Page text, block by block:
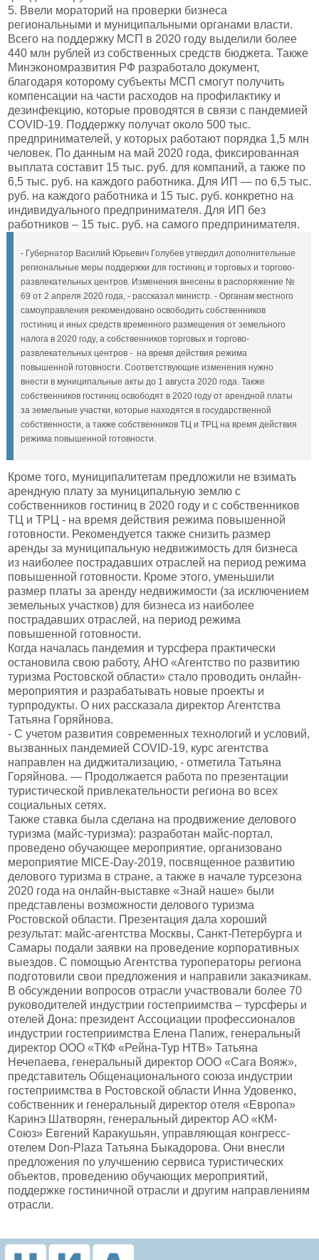
5. Ввели мораторий на проверки бизнеса
региональными и муниципальными органами власти.
Всего на поддержку МСП в 2020 году выделили более
440 млн рублей из собственных средств бюджета. Также
Минэкономразвития РФ разработало документ,
благодаря которому субъекты МСП смогут получить
компенсации на части расходов на профилактику и
дезинфекцию, которые проводятся в связи с пандемией
COVID-19. Поддержку получат около 500 тыс.
предпринимателей, у которых работают порядка 1,5 млн
человек. По данным на май 2020 года, фиксированная
выплата составит 15 тыс. руб. для компаний, а также по
6,5 тыс. руб. на каждого работника. Для ИП — по 6,5 тыс.
руб. на каждого работника и 15 тыс. руб. конкретно на
индивидуального предпринимателя. Для ИП без
работников – 15 тыс. руб. на самого предпринимателя.
- Губернатор Василий Юрьевич Голубев утвердил дополнительные
региональные меры поддержки для гостиниц и торговых и торгово-
развлекательных центров. Изменения внесены в распоряжение №
69 от 2 апреля 2020 года, - рассказал министр. - Органам местного
самоуправления рекомендовано освободить собственников
гостиниц и иных средств временного размещения от земельного
налога в 2020 году, а собственников торговых и торгово-
развлекательных центров - на время действия режима
повышенной готовности. Соответствующие изменения нужно
внести в муниципальные акты до 1 августа 2020 года. Также
собственников гостиниц освободят в 2020 году от арендной платы
за земельные участки, которые находятся в государственной
собственности, а также собственников ТЦ и ТРЦ на время действия
режима повышенной готовности.
Кроме того, муниципалитетам предложили не взимать
арендную плату за муниципальную землю с
собственников гостиниц в 2020 году и с собственников
ТЦ и ТРЦ - на время действия режима повышенной
готовности. Рекомендуется также снизить размер
аренды за муниципальную недвижимость для бизнеса
из наиболее пострадавших отраслей на период режима
повышенной готовности. Кроме этого, уменьшили
размер платы за аренду недвижимости (за исключением
земельных участков) для бизнеса из наиболее
пострадавших отраслей, на период режима
повышенной готовности.
Когда началась пандемия и турсфера практически
остановила свою работу, АНО «Агентство по развитию
туризма Ростовской области» стало проводить онлайн-
мероприятия и разрабатывать новые проекты и
турпродукты. О них рассказала директор Агентства
Татьяна Горяйнова.
- С учетом развития современных технологий и условий,
вызванных пандемией COVID-19, курс агентства
направлен на диджитализацию, - отметила Татьяна
Горяйнова. — Продолжается работа по презентации
туристической привлекательности региона во всех
социальных сетях.
Также ставка была сделана на продвижение делового
туризма (майс-туризма): разработан майс-портал,
проведено обучающее мероприятие, организовано
мероприятие MICE-Day-2019, посвященное развитию
делового туризма в стране, а также в начале турсезона
2020 года на онлайн-выставке «Знай наше» были
представлены возможности делового туризма
Ростовской области. Презентация дала хороший
результат: майс-агентства Москвы, Санкт-Петербурга и
Самары подали заявки на проведение корпоративных
выездов. С помощью Агентства туроператоры региона
подготовили свои предложения и направили заказчикам.
В обсуждении вопросов отрасли участвовали более 70
руководителей индустрии гостеприимства – турсферы и
отелей Дона: президент Ассоциации профессионалов
индустрии гостеприимства Елена Папиж, генеральный
директор ООО «ТКФ «Рейна-Тур НТВ» Татьяна
Нечепаева, генеральный директор ООО «Сага Вояж»,
представитель Общенационального союза индустрии
гостеприимства в Ростовской области Инна Удовенко,
собственник и генеральный директор отеля «Европа»
Каринэ Шатворян, генеральный директор АО «КМ-
Союз» Евгений Каракушьян, управляющая конгресс-
отелем Don-Plaza Татьяна Быкадорова. Они внесли
предложения по улучшению сервиса туристических
объектов, проведению обучающих мероприятий,
поддержке гостиничной отрасли и другим направлениям
отрасли.